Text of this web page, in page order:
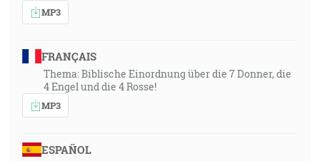
MP3
FRANÇAIS
Thema: Biblische Einordnung über die 7 Donner, die
4 Engel und die 4 Rosse!
MP3
ESPAÑOL